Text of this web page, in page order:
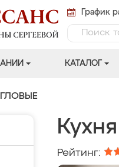
График
КАТАЛОГ
Рейтинг: